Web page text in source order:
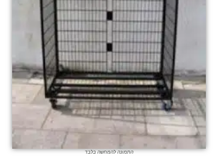
התמונה להמחשה בלבד